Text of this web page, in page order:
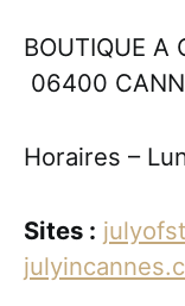
BOUTIQUE A
06400
Horaires –
Sites :